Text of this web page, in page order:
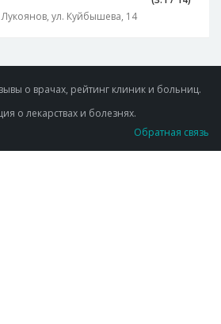
ул. Куйбышева, 14
о врачах, рейтинг клиник и больниц.
о лекарствах и болезнях.
Обратная связь